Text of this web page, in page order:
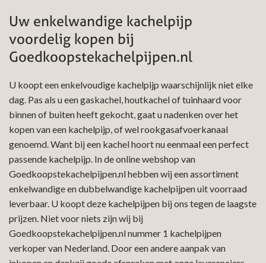
Uw enkelwandige kachelpijp
voordelig kopen bij
Goedkoopstekachelpijpen.nl
U koopt een enkelvoudige kachelpijp waarschijnlijk niet elke
dag. Pas als u een gaskachel, houtkachel of tuinhaard voor
binnen of buiten heeft gekocht, gaat u nadenken over het
kopen van een kachelpijp, of wel rookgasafvoerkanaal
genoemd. Want bij een kachel hoort nu eenmaal een perfect
passende kachelpijp. In de online webshop van
Goedkoopstekachelpijpen.nl hebben wij een assortiment
enkelwandige en dubbelwandige kachelpijpen uit voorraad
leverbaar. U koopt deze kachelpijpen bij ons tegen de laagste
prijzen. Niet voor niets zijn wij bij
Goedkoopstekachelpijpen.nl nummer 1 kachelpijpen
verkoper van Nederland. Door een andere aanpak van